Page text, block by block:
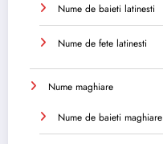
Nume de baieti latinesti
Nume de fete latinesti
Nume maghiare
Nume de baieti maghiare